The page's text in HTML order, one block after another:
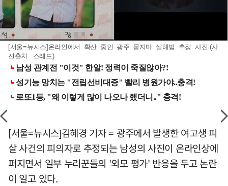
[서울=뉴시스]온라인에서 확산 중인 광주 묻지마 살해범 추정 사진.(사
진출처: 스레드)
[서울=뉴시스]김혜경 기자 = 광주에서 발생한 여고생 피
살 사건의 피의자로 추정되는 남성의 사진이 온라인상에
퍼지면서 일부 누리꾼들의 '외모 평가' 반응을 두고 논란
이 일고 있다.